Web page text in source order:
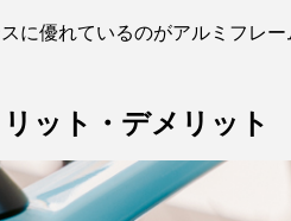
に優れているのがアルミフレー
ット・デメリット